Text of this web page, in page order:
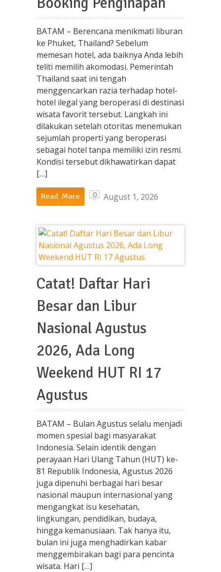
BATAM – Berencana menikmati liburan
ke Phuket, Thailand? Sebelum
memesan hotel, ada baiknya Anda lebih
teliti memilih akomodasi. Pemerintah
Thailand saat ini tengah
menggencarkan razia terhadap hotel-
hotel ilegal yang beroperasi di destinasi
wisata favorit tersebut. Langkah ini
dilakukan setelah otoritas menemukan
sejumlah properti yang beroperasi
sebagai hotel tanpa memiliki izin resmi.
Kondisi tersebut dikhawatirkan dapat
[…]
Read More 0 August 1, 2026
Catat! Daftar Hari
Besar dan Libur
Nasional Agustus
2026, Ada Long
Weekend HUT RI 17
Agustus
BATAM – Bulan Agustus selalu menjadi
momen spesial bagi masyarakat
Indonesia. Selain identik dengan
perayaan Hari Ulang Tahun (HUT) ke-
81 Republik Indonesia, Agustus 2026
juga dipenuhi berbagai hari besar
nasional maupun internasional yang
mengangkat isu kesehatan,
lingkungan, pendidikan, budaya,
hingga kemanusiaan. Tak hanya itu,
bulan ini juga menghadirkan kabar
menggembirakan bagi para pencinta
wisata. Hari […]